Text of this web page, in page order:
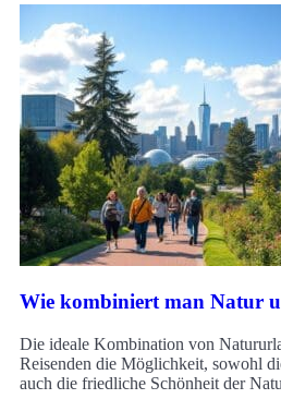
Wie kombiniert man Natur
Die ideale Kombination von
Reisenden die Möglichkeit, sowohl
auch die friedliche Schönheit der